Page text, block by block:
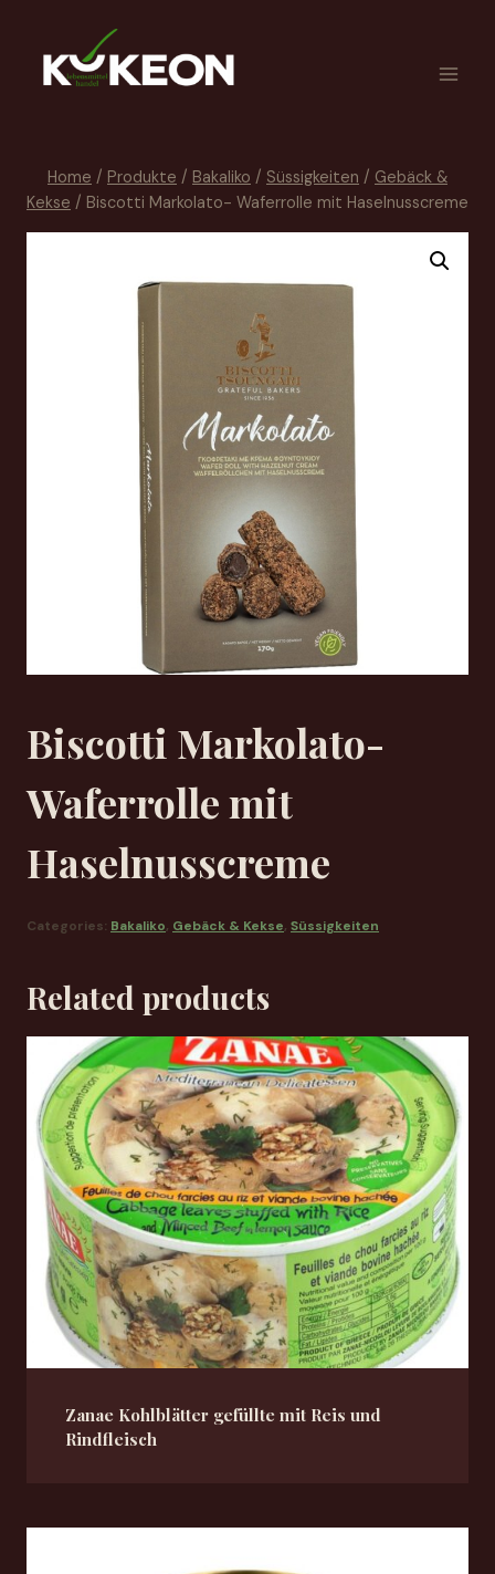
Home / Produkte / Bakaliko / Süssigkeiten / Gebäck &
Kekse / Biscotti Markolato- Waferrolle mit Haselnusscreme
Biscotti Markolato-
Waferrolle mit
Haselnusscreme
Categories: Bakaliko, Gebäck & Kekse, Süssigkeiten
Related products
Zanae Kohlblätter gefüllte mit Reis und
Rindfleisch